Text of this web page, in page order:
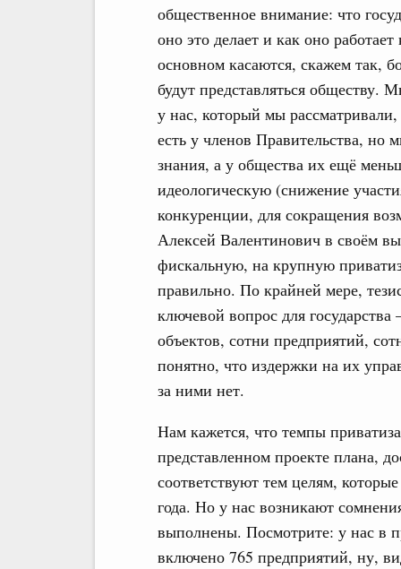
общественное внимание: что
оно это делает и как оно
основном касаются, скажем так,
будут представляться
у нас, который мы
есть у членов Правительства, но
знания, а у общества их ещё
идеологическую (снижение
конкуренции, для сокращения
Алексей Валентинович в своём
фискальную, на крупную
правильно. По крайней мере,
ключевой вопрос для
объектов, сотни предприятий,
понятно, что издержки на их
за ними нет.
Нам кажется, что темпы
представленном проекте плана,
соответствуют тем целям,
года. Но у нас возникают
выполнены. Посмотрите: у нас в
включено 765 предприятий, ну,